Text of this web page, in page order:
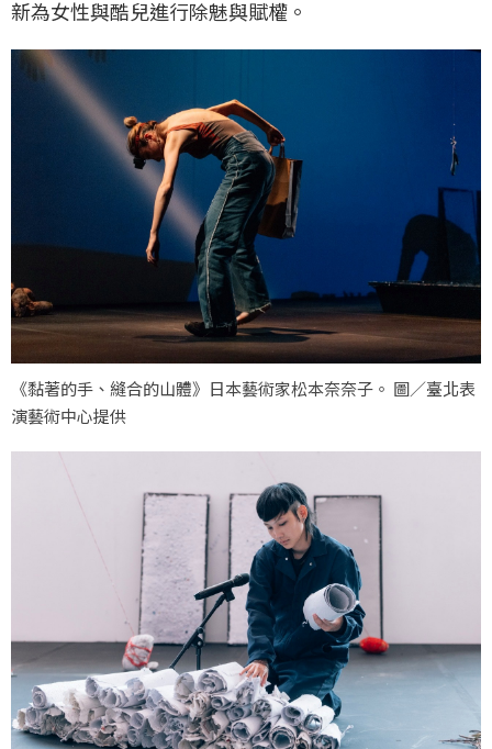
新為女性與酷兒進行除魅與賦權。
《黏著的手、縫合的山體》日本藝術家松本奈奈子。 圖／臺北表
演藝術中心提供